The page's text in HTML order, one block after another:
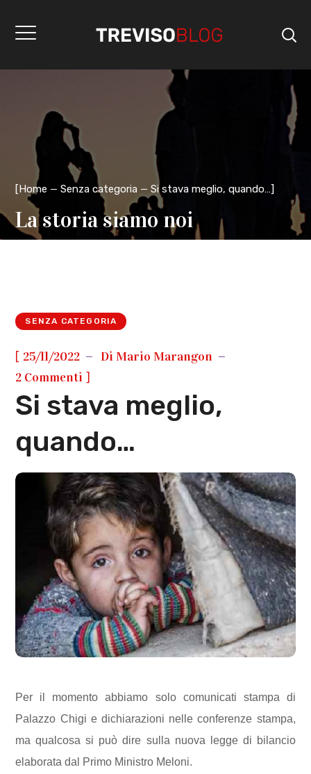
[Home Senza categoria Si stava meglio, quando…]
La storia siamo noi
SENZA CATEGORIA
[ 25/11/2022 DiMario Marangon
2 Commenti ]
Si stava meglio,
quando…
Per il momento abbiamo solo comunicati stampa di
Palazzo Chigi e dichiarazioni nelle conferenze stampa,
ma qualcosa si può dire sulla nuova legge di bilancio
elaborata dal Primo Ministro Meloni.